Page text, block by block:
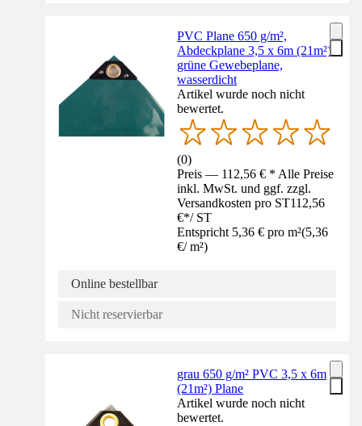
PVC Plane 650 g/m²,
Abdeckplane 3,5 x 6m (21m²),
grüne Gewebeplane,
wasserdicht
Artikel wurde noch nicht
bewertet.
(0)
Preis — 112,56 € * Alle Preise
inkl. MwSt. und ggf. zzgl.
Versandkosten pro ST112,56
€*/ ST
Entspricht 5,36 € pro m²(5,36
€/ m²)
Online bestellbar
Nicht reservierbar
grau 650 g/m² PVC 3,5 x 6m
(21m²) Plane
Artikel wurde noch nicht
bewertet.